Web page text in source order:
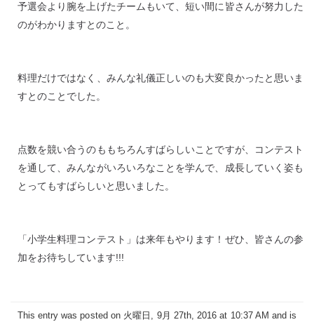
予選会より腕を上げたチームもいて、短い間に皆さんが努力した
のがわかりますとのこと。
料理だけではなく、みんな礼儀正しいのも大変良かったと思いま
すとのことでした。
点数を競い合うのももちろんすばらしいことですが、コンテスト
を通して、みんながいろいろなことを学んで、成長していく姿も
とってもすばらしいと思いました。
「小学生料理コンテスト」は来年もやります！ぜひ、皆さんの参
加をお待ちしています!!!
This entry was posted on 火曜日, 9月 27th, 2016 at 10:37 AM and is